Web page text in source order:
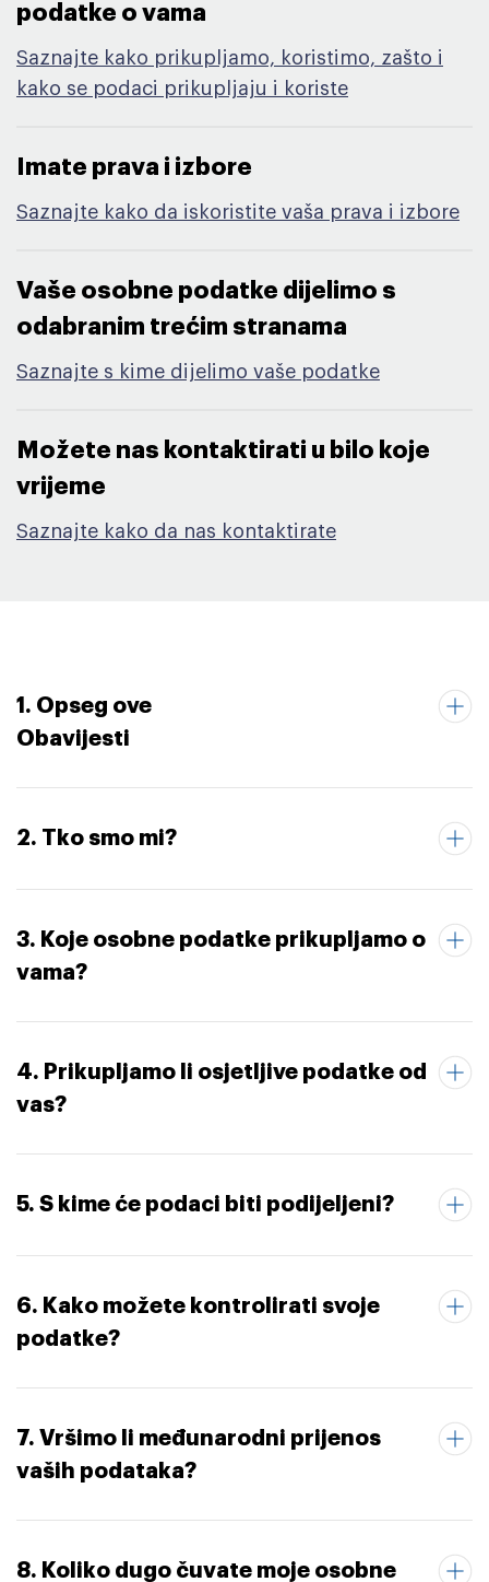
podatke o vama ​
Saznajte kako prikupljamo, koristimo, zašto i
kako se podaci prikupljaju i koriste
Imate prava i izbore​
Saznajte kako da iskoristite vaša prava i izbore
Vaše osobne podatke dijelimo s
odabranim trećim stranama​
Saznajte s kime dijelimo vaše podatke
Možete nas kontaktirati u bilo koje
vrijeme​
Saznajte kako da nas kontaktirate
1. Opseg ove
Obavijesti
2. Tko smo mi?
3. Koje osobne podatke prikupljamo o
vama?
4. Prikupljamo li osjetljive podatke od
vas?
5. S kime će podaci biti podijeljeni?
6. Kako možete kontrolirati svoje
podatke?
7. Vršimo li međunarodni prijenos
vaših podataka?
8. Koliko dugo čuvate moje osobne